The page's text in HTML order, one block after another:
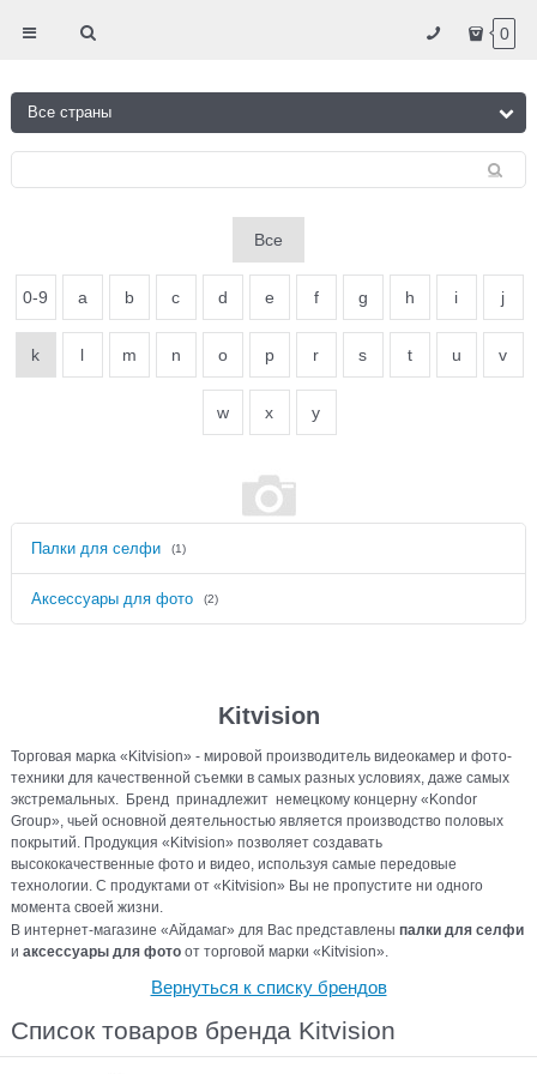
0
Все
0-9 a b c d e f g h i j
k l m n o p r s t u v
w x y
Палки для селфи (1)
Аксессуары для фото (2)
Kitvision
Торговая марка «Kitvision» - мировой производитель видеокамер и фото-
техники для качественной съемки в самых разных условиях, даже самых
экстремальных. Бренд принадлежит немецкому концерну «Kondor
Group», чьей основной деятельностью является производство половых
покрытий. Продукция «Kitvision» позволяет создавать
высококачественные фото и видео, используя самые передовые
технологии. С продуктами от «Kitvision» Вы не пропустите ни одного
момента своей жизни.
В интернет-магазине «Айдамаг» для Вас представленыпалки для селфи
иаксессуары для фото от торговой марки «Kitvision».
Вернуться к списку брендов
Список товаров бренда Kitvision